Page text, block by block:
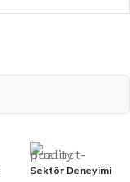
Sektör Deneyimi